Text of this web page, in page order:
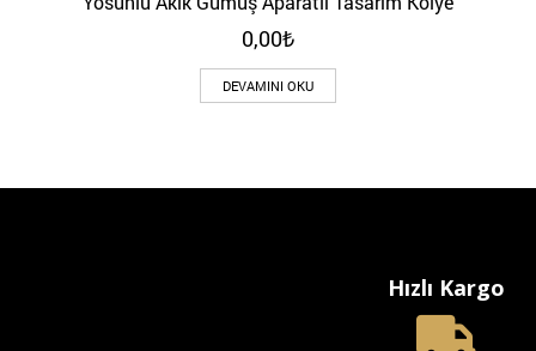
0,00₺
DEVAMINI OKU
Hızlı Kargo